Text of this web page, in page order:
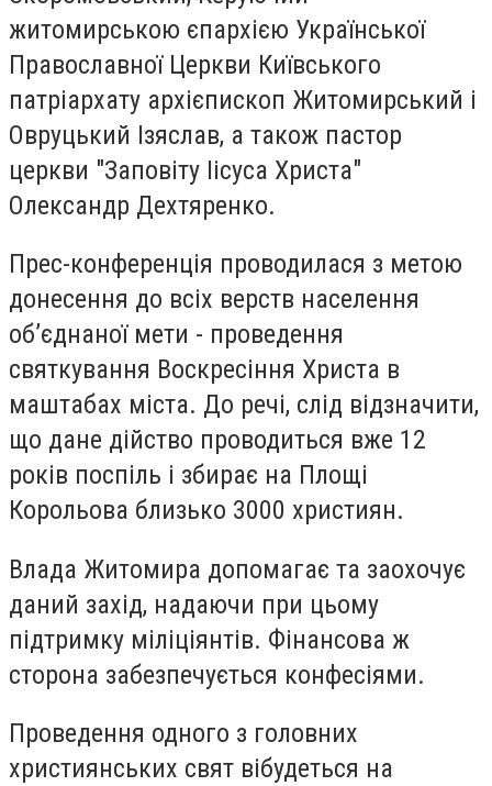
житомирською єпархією Української
Православної Церкви Київського
патріархату архієпископ Житомирський і
Овруцький Ізяслав, а також пастор
церкви "Заповіту Іісуса Христа"
Олександр Дехтяренко.
Прес-конференція проводилася з метою
донесення до всіх верств населення
об’єднаної мети - проведення
святкування Воскресіння Христа в
маштабах міста. До речі, слід відзначити,
що дане дійство проводиться вже 12
років поспіль і збирає на Площі
Корольова близько 3000 християн.
Влада Житомира допомагає та заохочує
даний захід, надаючи при цьому
підтримку міліціянтів. Фінансова ж
сторона забезпечується конфесіями.
Проведення одного з головних
християнських свят вібудеться на